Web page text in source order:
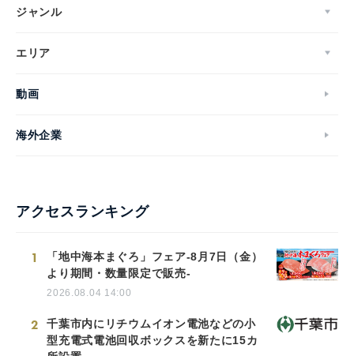
ジャンル
エリア
動画
海外企業
アクセスランキング
1
「地中海本まぐろ」フェア-8月7日（金）
より期間・数量限定で販売-
2026.08.04 14:00
2
千葉市内にリチウムイオン電池などの小
型充電式電池回収ボックスを新たに15カ